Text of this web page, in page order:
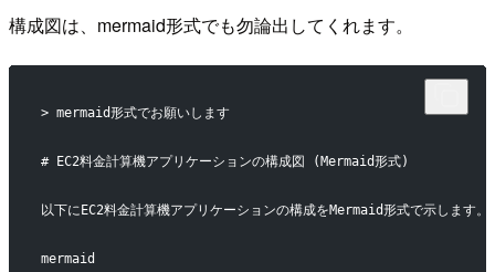
構成図は、mermaid形式でも勿論出してくれます。
> mermaid形式でお願いします
# EC2料金計算機アプリケーションの構成図 (Mermaid形式)
以下にEC2料金計算機アプリケーションの構成をMermaid形式で示します。
mermaid